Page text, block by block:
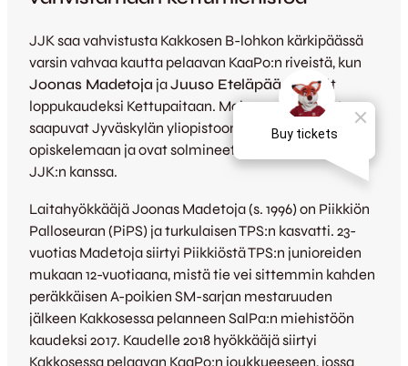
JJK saa vahvistusta Kakkosen B-lohkon kärkipäässä
varsin vahvaa kautta pelaavan KaaPo:n riveistä, kun
Joonas Madetoja jaJuuso Eteläpää siirtyvät
loppukaudeksi Kettupaitaan. Molemmat miehet
saapuvat Jyväskylän yliopistoon liikuntatieteitä
opiskelemaan ja ovat solmineet pelaajasopimukset
JJK:n kanssa.
Laitahyökkääjä Joonas Madetoja (s. 1996) on Piikkiön
Palloseuran (PiPS) ja turkulaisen TPS:n kasvatti. 23-
vuotias Madetoja siirtyi Piikkiöstä TPS:n junioreiden
mukaan 12-vuotiaana, mistä tie vei sittemmin kahden
peräkkäisen A-poikien SM-sarjan mestaruuden
jälkeen Kakkosessa pelanneen SalPa:n miehistöön
kaudeksi 2017. Kaudelle 2018 hyökkääjä siirtyi
Kakkosessa pelaavan KaaPo:n joukkueeseen, jossa